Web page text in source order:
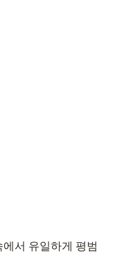
서 유일하게 평범